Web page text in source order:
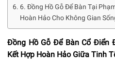
6. Đồng Hồ Gỗ Để Bàn Tại
Hoàn Hảo Cho Không Gian
Đồng Hồ Gỗ Để Bàn Cổ Điển
Kết Hợp Hoàn Hảo Giữa Tinh